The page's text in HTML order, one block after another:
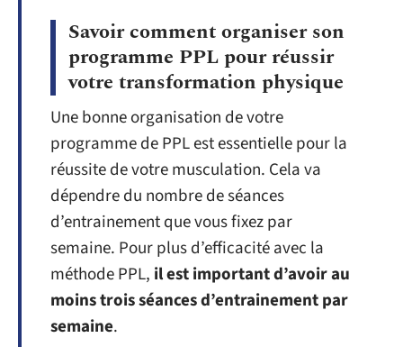
Savoir comment organiser son
programme PPL pour réussir
votre transformation physique
Une bonne organisation de votre
programme de PPL est essentielle pour la
réussite de votre musculation. Cela va
dépendre du nombre de séances
d’entrainement que vous fixez par
semaine. Pour plus d’efficacité avec la
méthode PPL, il est important d’avoir au
moins trois séances d’entrainement par
semaine.